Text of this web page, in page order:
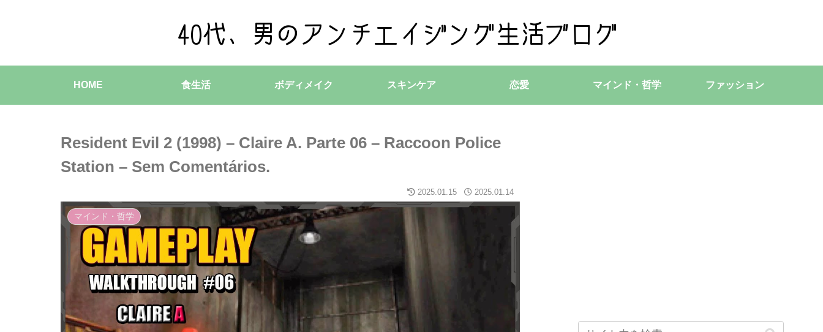
HOME 食生活 ボディメイク スキンケア 恋愛 マインド・哲学 ファッション
Resident Evil 2 (1998) – Claire A. Parte 06 – Raccoon Police
Station – Sem Comentários.
2025.01.15 2025.01.14
マインド・哲学